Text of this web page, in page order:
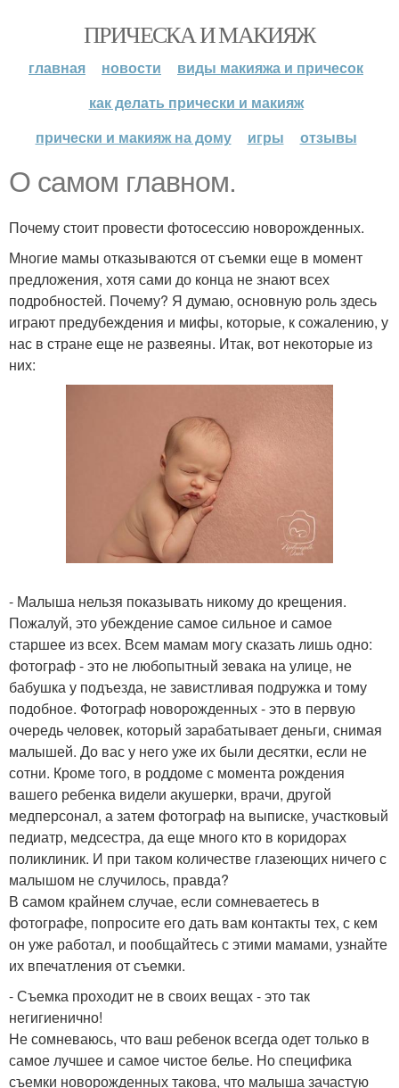
ПРИЧЕСКА И МАКИЯЖ
главная новости
виды макияжа и причесок
как делать прически и макияж
прически и макияж на дому
игры отзывы
О самом главном.
Почему стоит провести фотосессию новорожденных.
Многие мамы отказываются от съемки еще в момент
предложения, хотя сами до конца не знают всех
подробностей. Почему? Я думаю, основную роль здесь
играют предубеждения и мифы, которые, к сожалению, у
нас в стране еще не развеяны. Итак, вот некоторые из
них:
- Малыша нельзя показывать никому до крещения.
Пожалуй, это убеждение самое сильное и самое
старшее из всех. Всем мамам могу сказать лишь одно:
фотограф - это не любопытный зевака на улице, не
бабушка у подъезда, не завистливая подружка и тому
подобное. Фотограф новорожденных - это в первую
очередь человек, который зарабатывает деньги, снимая
малышей. До вас у него уже их были десятки, если не
сотни. Кроме того, в роддоме с момента рождения
вашего ребенка видели акушерки, врачи, другой
медперсонал, а затем фотограф на выписке, участковый
педиатр, медсестра, да еще много кто в коридорах
поликлиник. И при таком количестве глазеющих ничего с
малышом не случилось, правда?
В самом крайнем случае, если сомневаетесь в
фотографе, попросите его дать вам контакты тех, с кем
он уже работал, и пообщайтесь с этими мамами, узнайте
их впечатления от съемки.
- Съемка проходит не в своих вещах - это так
негигиенично!
Не сомневаюсь, что ваш ребенок всегда одет только в
самое лучшее и самое чистое белье. Но специфика
съемки новорожденных такова, что малыша зачастую